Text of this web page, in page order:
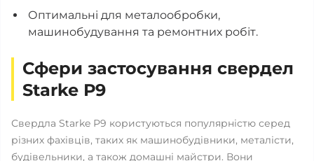
Оптимальні для металообробки,
машинобудування та ремонтних робіт.
Сфери застосування свердел
Starke Р9
Свердла Starke Р9 користуються популярністю серед
різних фахівців, таких як машинобудівники, металісти,
будівельники, а також домашні майстри. Вони